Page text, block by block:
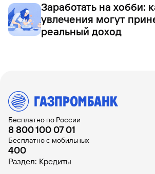
Заработать на хобби:
увлечения могут
реальный доход
Бесплатно по России
8 800 100 07 01
Бесплатно с мобильных
400
Раздел: Кредиты